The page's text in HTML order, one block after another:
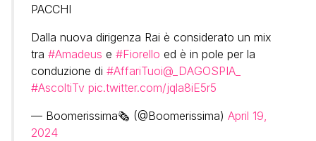
PACCHI
Dalla nuova dirigenza Rai è considerato un mix
tra #Amadeus e #Fiorello ed è in pole per la
conduzione di #AffariTuoi@_DAGOSPIA_
#AscoltiTv pic.twitter.com/jqla8iE5r5
— Boomerissima🗞️ (@Boomerissima) April 19,
2024